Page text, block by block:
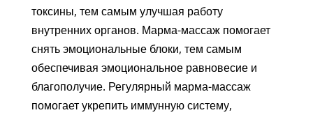
токсины, тем самым улучшая работу
внутренних органов. Марма-массаж помогает
снять эмоциональные блоки, тем самым
обеспечивая эмоциональное равновесие и
благополучие. Регулярный марма-массаж
помогает укрепить иммунную систему,